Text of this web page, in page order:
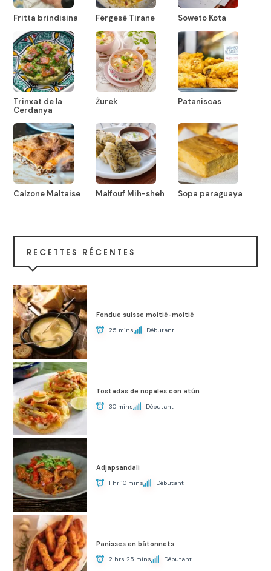
Fritta brindisina Fërgesë Tirane Soweto Kota
Trinxat de la
Cerdanya
Żurek Pataniscas
Calzone Maltaise Malfouf Mih-sheh Sopa paraguaya
RECETTES RÉCENTES
Fondue suisse moitié-moitié
25 mins Débutant
Tostadas de nopales con atún
30 mins Débutant
Adjapsandali
1 hr 10 mins Débutant
Panisses en bâtonnets
2 hrs 25 mins Débutant